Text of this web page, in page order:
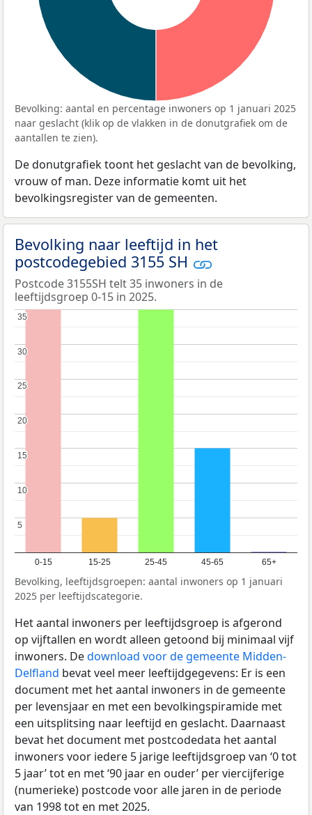
Bevolking: aantal en percentage inwoners op 1 januari 2025
naar geslacht (klik op de vlakken in de donutgrafiek om de
aantallen te zien).
De donutgrafiek toont het geslacht van de bevolking,
vrouw of man. Deze informatie komt uit het
bevolkingsregister van de gemeenten.
Bevolking naar leeftijd in het
postcodegebied 3155 SH
Postcode 3155SH telt 35 inwoners in de
leeftijdsgroep 0-15 in 2025.
0-15 15-25 25-45 45-65 65+
5
5
10
10
15
15
20
20
25
25
30
30
35
35
Bevolking, leeftijdsgroepen: aantal inwoners op 1 januari
2025 per leeftijdscategorie.
Het aantal inwoners per leeftijdsgroep is afgerond
op vijftallen en wordt alleen getoond bij minimaal vijf
inwoners. Dedownload voor de gemeente Midden-
Delfland bevat veel meer leeftijdgegevens: Er is een
document met het aantal inwoners in de gemeente
per levensjaar en met een bevolkingspiramide met
een uitsplitsing naar leeftijd en geslacht. Daarnaast
bevat het document met postcodedata het aantal
inwoners voor iedere 5 jarige leeftijdsgroep van ‘0 tot
5 jaar’ tot en met ‘90 jaar en ouder’ per viercijferige
(numerieke) postcode voor alle jaren in de periode
van 1998 tot en met 2025.